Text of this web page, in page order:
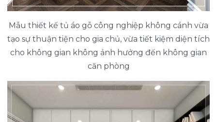
Mẫu thiết kế tủ áo gỗ công nghiệp không cánh vừa
tạo sự thuận tiện cho gia chủ, vừa tiết kiệm diện tích
cho không gian không ảnh hưởng đến không gian
căn phòng